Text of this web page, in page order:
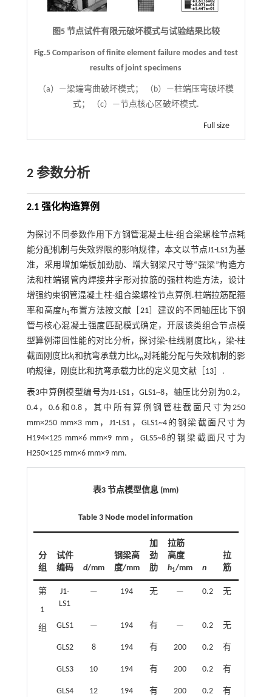
图5 节点试件有限元破坏模式与试验结果比较
Fig.5 Comparison of finite element failure modes and test
results of joint specimens
（a）—梁端弯曲破坏模式； （b）—柱端压弯破坏模
式； （c）—节点核心区破坏模式.
Full size
2 参数分析
2.1 强化构造算例
为探讨不同参数作用下方钢管混凝土柱-组合梁螺栓节点耗
能分配机制与失效界限的影响规律，本文以节点J1-LS1为基
准，采用增加端板加劲肋、增大钢梁尺寸等“强梁”构造方
法和柱端钢管内焊接井字形对拉筋的强柱构造方法，设计
增强约束钢管混凝土柱-组合梁螺栓节点算例.柱端拉筋配箍
率和高度h1布置方法按文献［ 21 ］建议的不同轴压比下钢
管与核心混凝土强度匹配模式确定，开展该类组合节点模
型算例滞回性能的对比分析，探讨梁-柱线刚度比ki ，梁-柱
截面刚度比kl 和抗弯承载力比km对耗能分配与失效机制的影
响规律，刚度比和抗弯承载力比的定义见文献［ 13］.
表3中算例模型编号为J1-LS1，GLS1~8，轴压比分别为0.2，
0.4，0.6和0.8，其中所有算例钢管柱截面尺寸为250
mm×250 mm×3 mm，J1-LS1，GLS1~4的钢梁截面尺寸为
H194×125 mm×6 mm×9 mm，GLS5~8的钢梁截面尺寸为
H250×125 mm×6 mm×9 mm.
表3 节点模型信息 (mm)
Table 3 Node model information
分
组
试件
编码
d/mm
钢梁高
度/mm
加
劲
肋
拉筋
高度
h1/mm n
拉
筋
第
1
组
J1-
LS1
— 194 无 — 0.2 无
GLS1 — 194 有 — 0.2 无
GLS2 8 194 有 200 0.2 有
GLS3 10 194 有 200 0.2 有
GLS4 12 194 有 200 0.2 有